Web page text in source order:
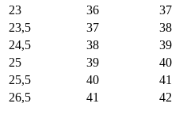
23
36
37
23,5
37
38
24,5
38
39
25
39
40
25,5
40
41
26,5
41 42